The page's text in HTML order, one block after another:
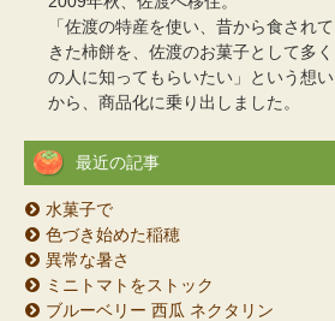
「佐渡の特産を使い、昔から食されて
きた柿餅を、佐渡のお菓子として多く
の人に知ってもらいたい」という想い
から、商品化に乗り出しました。
最近の記事
水菓子で
色づき始めた稲穂
異常な暑さ
ミニトマトをストック
ブルーベリー 西瓜 ネクタリン